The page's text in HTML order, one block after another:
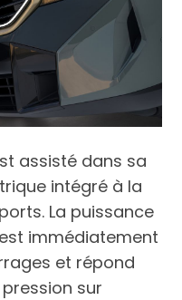
assisté dans sa
intégré à la
La puissance
immédiatement
et répond
sur